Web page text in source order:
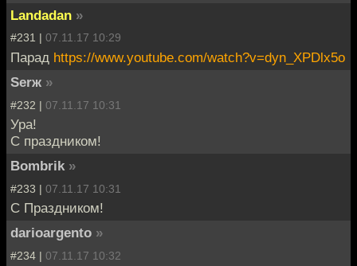
Landadan »
#231 | 07.11.17 10:29
Парад https://www.youtube.com/watch?v=dyn_XPDlx5o
Serж »
#232 | 07.11.17 10:31
Ура!
С праздником!
Bombrik »
#233 | 07.11.17 10:31
С Праздником!
darioargento »
#234 | 07.11.17 10:32